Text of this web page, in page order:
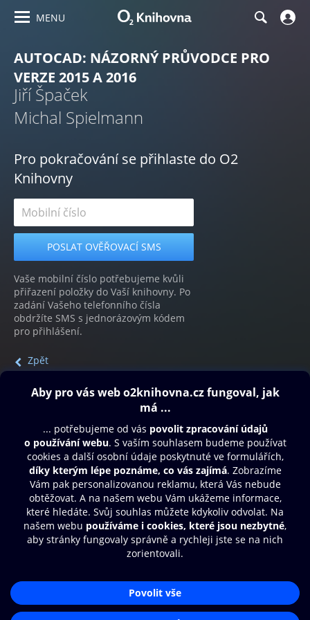
MENU
AUTOCAD: NÁZORNÝ PRŮVODCE PRO
VERZE 2015 A 2016
Jiří Špaček
Michal Spielmann
Pro pokračování se přihlaste do O2
Knihovny
Vaše mobilní číslo potřebujeme kvůli
přiřazení položky do Vaší knihovny. Po
zadání Vašeho telefonního čísla
obdržíte SMS s jednorázovým kódem
pro přihlášení.
Zpět
Obsah ke stažení
Moje O2 Knihovna
Další zábava
© O2 Czech Republic a.s.
Přístupnost
Zásady zpracování osobních údajůAplikace O2 Knihovna